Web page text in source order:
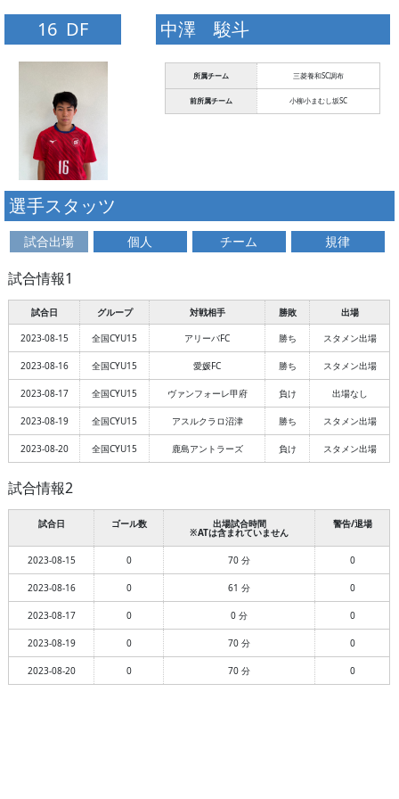
16 DF 中澤 駿斗
所属チーム 三菱養和SC調布
前所属チーム 小柳小まむし坂SC
選手スタッツ
試合出場 個人 チーム 規律
試合情報1
試合日 グループ 対戦相手 勝敗 出場
2023-08-15 全国CYU15 アリーバFC 勝ち スタメン出場
2023-08-16 全国CYU15 愛媛FC 勝ち スタメン出場
2023-08-17 全国CYU15 ヴァンフォーレ甲府 負け 出場なし
2023-08-19 全国CYU15 アスルクラロ沼津 勝ち スタメン出場
2023-08-20 全国CYU15 鹿島アントラーズ 負け スタメン出場
試合情報2
試合日 ゴール数 出場試合時間
※ATは含まれていません
警告/退場
2023-08-15 0 70 分 0
2023-08-16 0 61 分 0
2023-08-17 0 0 分 0
2023-08-19 0 70 分 0
2023-08-20 0 70 分 0